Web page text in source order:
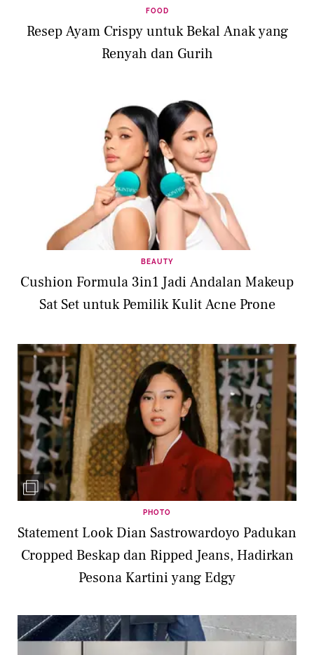
FOOD
Resep Ayam Crispy untuk Bekal Anak yang
Renyah dan Gurih
BEAUTY
Cushion Formula 3in1 Jadi Andalan Makeup
Sat Set untuk Pemilik Kulit Acne Prone
PHOTO
Statement Look Dian Sastrowardoyo Padukan
Cropped Beskap dan Ripped Jeans, Hadirkan
Pesona Kartini yang Edgy